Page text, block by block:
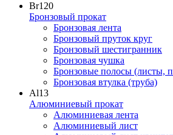
Br120
Бронзовый прокат
Бронзовая лента
Бронзовый пруток круг
Бронзовый шестигранник
Бронзовая чушка
Бронзовые полосы (листы,
Бронзовая втулка (труба)
Al13
Алюминиевый прокат
Алюминиевая лента
Алюминиевый лист